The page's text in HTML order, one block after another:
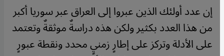
إن عدد أولئك الذين عبروا إلى العراق عبر سوريا أكبر
من هذا العدد بكثير ولكن هذه دراسةٌ موثقةٌ وتعتمد
على الأدلة وتركز على إطارٍ زمنيٍ محدد ونقطة عبورٍ